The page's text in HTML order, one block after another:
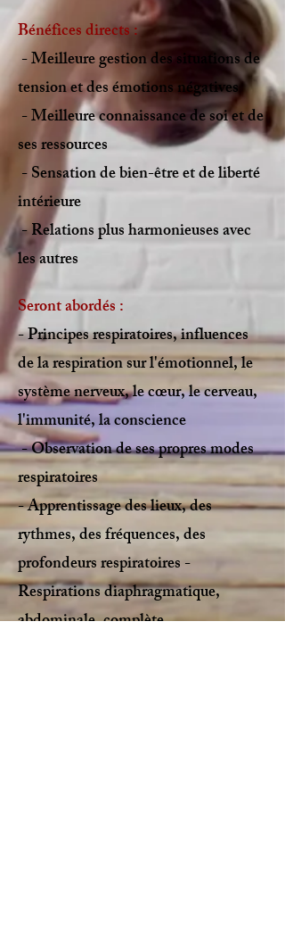
Bénéfices directs :
- Meilleure gestion des situations de
tension et des émotions négatives
- Meilleure connaissance de soi et de
ses ressources
- Sensation de bien-être et de liberté
intérieure
- Relations plus harmonieuses avec
les autres
Seront abordés :
- Principes respiratoires, influences
de la respiration sur l'émotionnel, le
système nerveux, le cœur, le cerveau,
l'immunité, la conscience
- Observation de ses propres modes
respiratoires
- Apprentissage des lieux, des
rythmes, des fréquences, des
profondeurs respiratoires -
Respirations diaphragmatique,
abdominale, complète